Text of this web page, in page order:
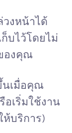
งหน้าได้
บไว้โดยไม่
องคุณ
นเมื่อคุณ
อเริ่มใช้งาน
ห้บริการ)